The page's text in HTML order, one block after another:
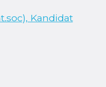
Kandidat